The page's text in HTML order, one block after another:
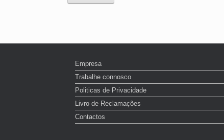
Empresa
Trabalhe connosco
Politicas de Privacidade
Livro de Reclamações
Contactos